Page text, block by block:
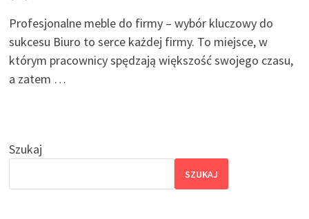
Profesjonalne meble do firmy – wybór kluczowy do
sukcesu Biuro to serce każdej firmy. To miejsce, w
którym pracownicy spędzają większość swojego czasu,
a zatem …
Szukaj
SZUKAJ